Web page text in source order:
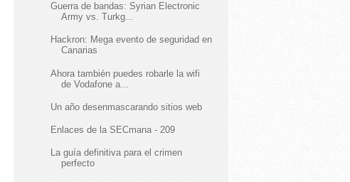
Guerra de bandas: Syrian Electronic
Army vs. Turkg...
Hackron: Mega evento de seguridad en
Canarias
Ahora también puedes robarle la wifi
de Vodafone a...
Un año desenmascarando sitios web
Enlaces de la SECmana - 209
La guía definitiva para el crimen
perfecto